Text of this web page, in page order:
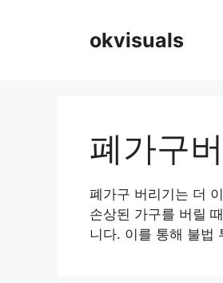
okvisuals
폐가구
폐가구 버리기는 더
손상된 가구를 버릴
니다. 이를 통해 불법